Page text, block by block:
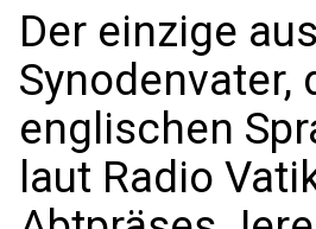
Der einzige
Synodenvater,
englischen
laut Radio